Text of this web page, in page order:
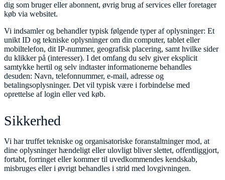
dig som bruger eller abonnent, øvrig brug af services eller foretager
køb via websitet.
Vi indsamler og behandler typisk følgende typer af oplysninger: Et
unikt ID og tekniske oplysninger om din computer, tablet eller
mobiltelefon, dit IP-nummer, geografisk placering, samt hvilke sider
du klikker på (interesser). I det omfang du selv giver eksplicit
samtykke hertil og selv indtaster informationerne behandles
desuden: Navn, telefonnummer, e-mail, adresse og
betalingsoplysninger. Det vil typisk være i forbindelse med
oprettelse af login eller ved køb.
Sikkerhed
Vi har truffet tekniske og organisatoriske foranstaltninger mod, at
dine oplysninger hændeligt eller ulovligt bliver slettet, offentliggjort,
fortabt, forringet eller kommer til uvedkommendes kendskab,
misbruges eller i øvrigt behandles i strid med lovgivningen.